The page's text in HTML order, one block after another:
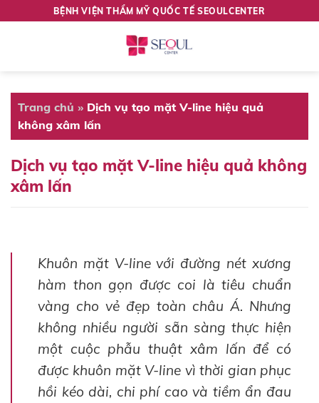
BỆNH VIỆN THẨM MỸ QUỐC TẾ SEOULCENTER
Trang chủ » Dịch vụ tạo mặt V-line hiệu quả
không xâm lấn
Dịch vụ tạo mặt V-line hiệu quả không
xâm lấn
Khuôn mặt V-line với đường nét xương
hàm thon gọn được coi là tiêu chuẩn
vàng cho vẻ đẹp toàn châu Á. Nhưng
không nhiều người sẵn sàng thực hiện
một cuộc phẫu thuật xâm lấn để có
được khuôn mặt V-line vì thời gian phục
hồi kéo dài, chi phí cao và tiềm ẩn đau